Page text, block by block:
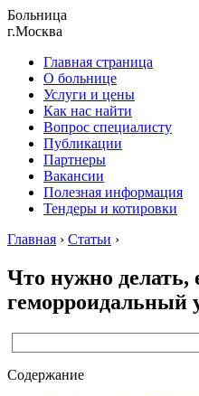
Больница
г.Москва
Главная страница
О больнице
Услуги и цены
Как нас найти
Вопрос специалисту
Публикации
Партнеры
Вакансии
Полезная информация
Тендеры и котировки
Главная › Статьи ›
Что нужно делать,
геморроидальный
Содержание